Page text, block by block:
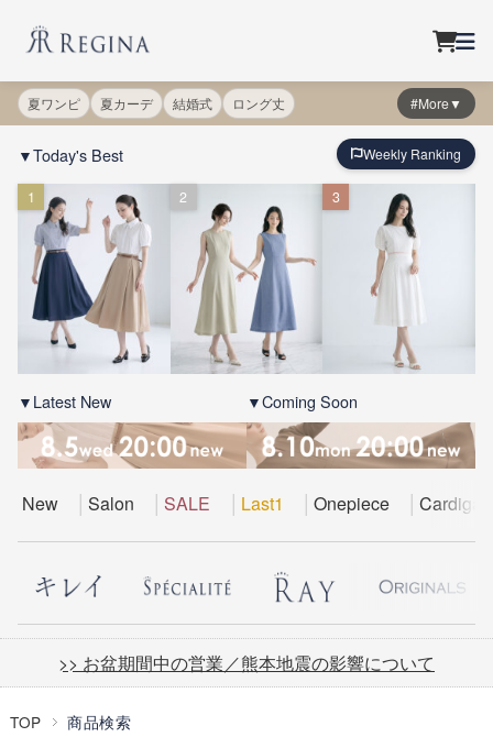
夏ワンピ 夏カーデ 結婚式 ロング丈 #More▼
▼Today's Best Weekly Ranking
1 2 3
▼Latest New ▼Coming Soon
New Salon SALE Last1 Onepiece Cardigan
>> お盆期間中の営業／熊本地震の影響について
TOP 商品検索